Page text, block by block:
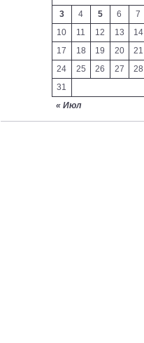
« Июл
3
4 5 6 7
10
11 12 13 14
17
18 19 20 21
24
25 26 27 28
31